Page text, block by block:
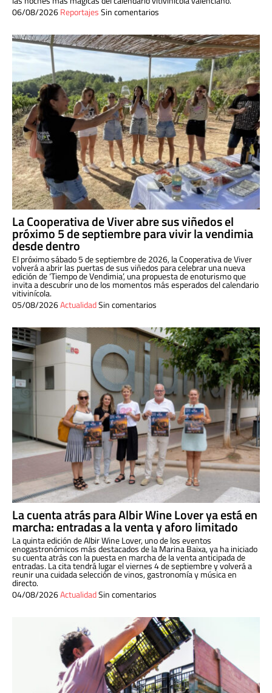
06/08/2026ReportajesSin comentarios
La Cooperativa de Viver abre sus viñedos el
próximo 5 de septiembre para vivir la vendimia
desde dentro
El próximo sábado 5 de septiembre de 2026, la Cooperativa de Viver
volverá a abrir las puertas de sus viñedos para celebrar una nueva
edición de ‘Tiempo de Vendimia’, una propuesta de enoturismo que
invita a descubrir uno de los momentos más esperados del calendario
vitivinícola.
05/08/2026ActualidadSin comentarios
La cuenta atrás para Albir Wine Lover ya está en
marcha: entradas a la venta y aforo limitado
La quinta edición de Albir Wine Lover, uno de los eventos
enogastronómicos más destacados de la Marina Baixa, ya ha iniciado
su cuenta atrás con la puesta en marcha de la venta anticipada de
entradas. La cita tendrá lugar el viernes 4 de septiembre y volverá a
reunir una cuidada selección de vinos, gastronomía y música en
directo.
04/08/2026ActualidadSin comentarios